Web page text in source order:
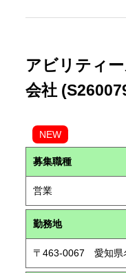
アビリティ
会社
NEW
募集職種
営業
勤務地
〒463-0067 愛知県